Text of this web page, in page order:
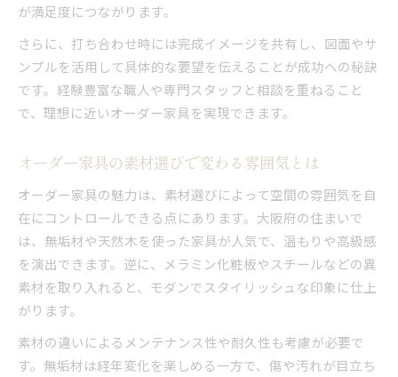
が満足度につながります。
さらに、打ち合わせ時には完成イメージを共有し、図面やサ
ンプルを活用して具体的な要望を伝えることが成功への秘訣
です。経験豊富な職人や専門スタッフと相談を重ねること
で、理想に近いオーダー家具を実現できます。
オーダー家具の素材選びで変わる雰囲気とは
オーダー家具の魅力は、素材選びによって空間の雰囲気を自
在にコントロールできる点にあります。大阪府の住まいで
は、無垢材や天然木を使った家具が人気で、温もりや高級感
を演出できます。逆に、メラミン化粧板やスチールなどの異
素材を取り入れると、モダンでスタイリッシュな印象に仕上
がります。
素材の違いによるメンテナンス性や耐久性も考慮が必要で
す。無垢材は経年変化を楽しめる一方で、傷や汚れが目立ち